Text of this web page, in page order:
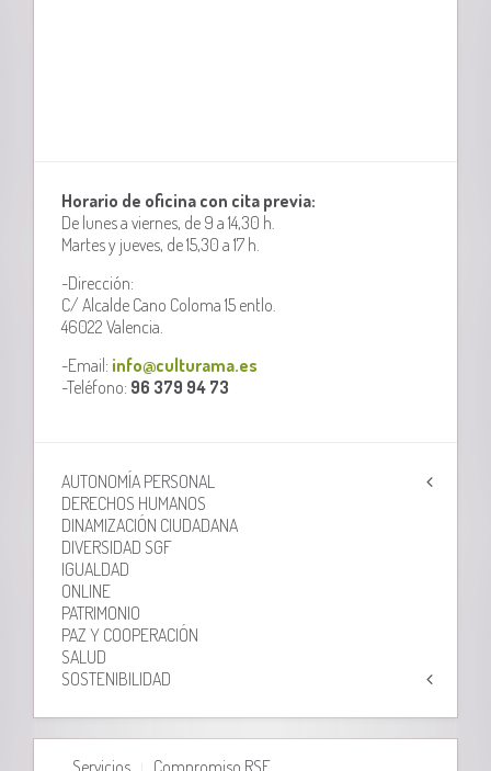
Horario de oficina con cita previa:
De lunes a viernes, de 9 a 14,30 h.
Martes y jueves, de 15,30 a 17 h.
-Dirección:
C/ Alcalde Cano Coloma 15 entlo.
46022 Valencia.
-Email: info@culturama.es
-Teléfono: 96 379 94 73
AUTONOMÍA PERSONAL
DERECHOS HUMANOS
DINAMIZACIÓN CIUDADANA
DIVERSIDAD SGF
IGUALDAD
ONLINE
PATRIMONIO
PAZ Y COOPERACIÓN
SALUD
SOSTENIBILIDAD
Servicios Compromiso RSE